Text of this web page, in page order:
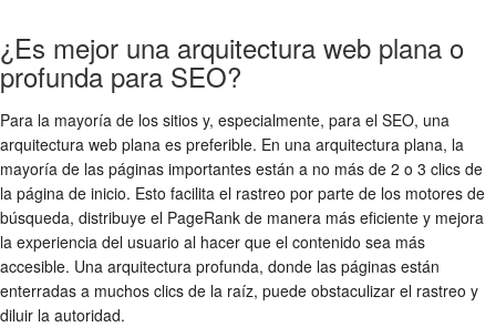
¿Es mejor una arquitectura web plana o
profunda para SEO?
Para la mayoría de los sitios y, especialmente, para el SEO, una
arquitectura web plana es preferible. En una arquitectura plana, la
mayoría de las páginas importantes están a no más de 2 o 3 clics de
la página de inicio. Esto facilita el rastreo por parte de los motores de
búsqueda, distribuye el PageRank de manera más eficiente y mejora
la experiencia del usuario al hacer que el contenido sea más
accesible. Una arquitectura profunda, donde las páginas están
enterradas a muchos clics de la raíz, puede obstaculizar el rastreo y
diluir la autoridad.